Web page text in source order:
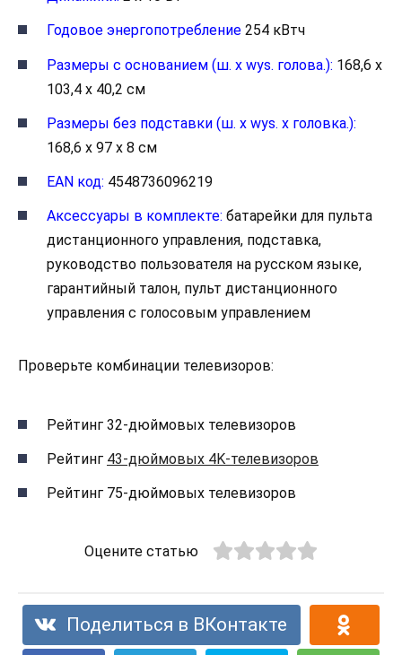
Годовое энергопотребление 254 кВтч
Размеры с основанием (ш. x wys. голова.): 168,6 x
103,4 x 40,2 см
Размеры без подставки (ш. x wys. x головка.):
168,6 x 97 x 8 см
EAN код: 4548736096219
Аксессуары в комплекте: батарейки для пульта
дистанционного управления, подставка,
руководство пользователя на русском языке,
гарантийный талон, пульт дистанционного
управления с голосовым управлением
Проверьте комбинации телевизоров:
Рейтинг 32-дюймовых телевизоров
Рейтинг 43-дюймовых 4K-телевизоров
Рейтинг 75-дюймовых телевизоров
Оцените статью
Поделиться в ВКонтакте